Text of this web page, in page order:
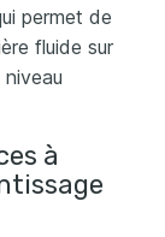
permet de
fluide sur
à